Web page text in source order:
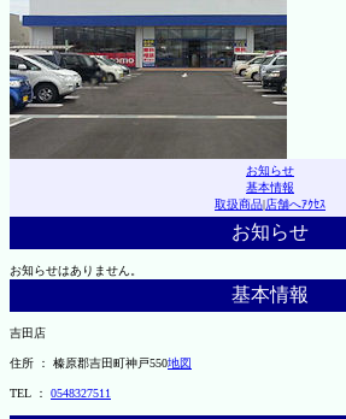
お知らせ
基本情報
取扱商品|店舗へｱｸｾｽ
お知らせ
お知らせはありません。
基本情報
吉田店
住所 ： 榛原郡吉田町神戸550地図
TEL ： 0548327511